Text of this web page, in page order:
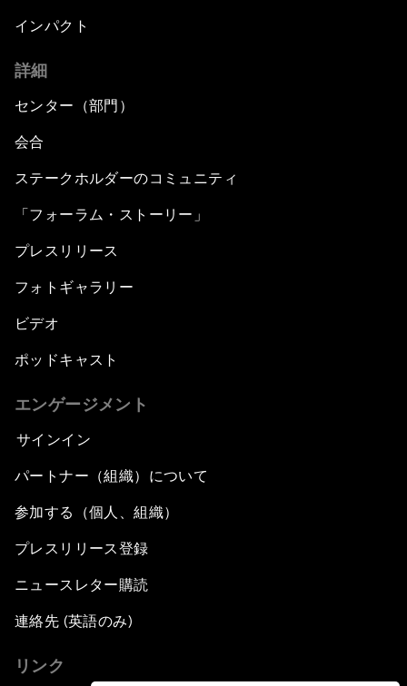
インパクト
詳細
センター（部門）
会合
ステークホルダーのコミュニティ
「フォーラム・ストーリー」
プレスリリース
フォトギャラリー
ビデオ
ポッドキャスト
エンゲージメント
サインイン
パートナー（組織）について
参加する（個人、組織）
プレスリリース登録
ニュースレター購読
連絡先 (英語のみ)
リンク